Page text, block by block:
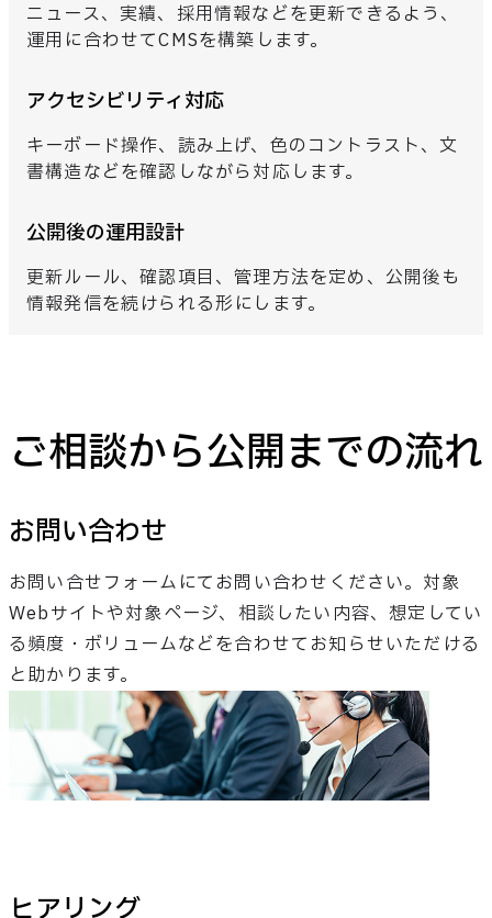
ニュース、実績、採用情報などを更新できるよう、
運用に合わせてCMSを構築します。
アクセシビリティ対応
キーボード操作、読み上げ、色のコントラスト、文
書構造などを確認しながら対応します。
公開後の運用設計
更新ルール、確認項目、管理方法を定め、公開後も
情報発信を続けられる形にします。
ご相談から公開までの流れ
お問い合わせ
お問い合せフォームにてお問い合わせください。対象
Webサイトや対象ページ、相談したい内容、想定してい
る頻度・ボリュームなどを合わせてお知らせいただける
と助かります。